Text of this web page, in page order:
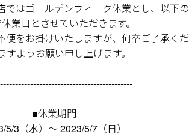
m
s
公
式
通
販
セ
ト
プ
ではゴールデンウィーク休業とし、以下の
業日とさせていただきます。
便をお掛けいたしますが、何卒ご了承くだ
すようお願い申し上げます。
■休業期間
5/3（水）～ 2023/5/7（日）